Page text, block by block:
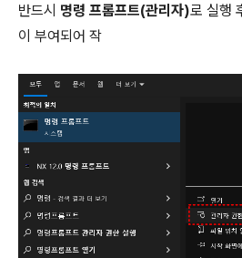
반드시 명령 프롬프트(관리자)로 실행
이 부여되어 작